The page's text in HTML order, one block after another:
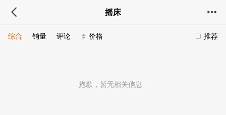
摇床
推荐
综合 销量 评论 价格
抱歉，暂无相关信息